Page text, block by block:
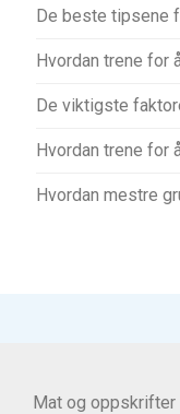
De beste tipsene
Hvordan trene for
De viktigste
Hvordan trene for
Hvordan mestre
Mat og oppskrifter